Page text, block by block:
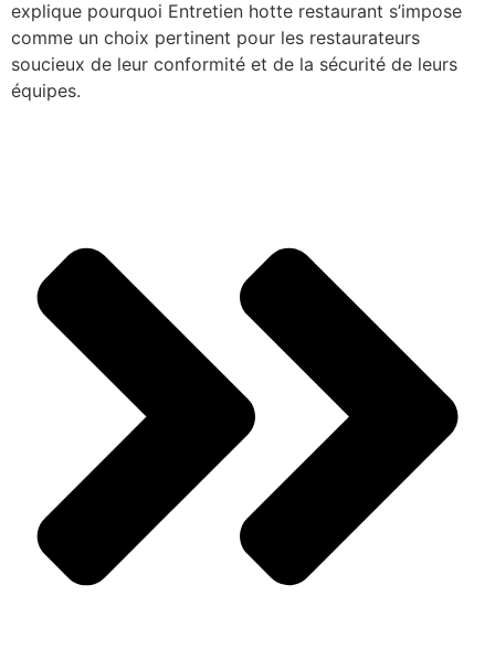
explique pourquoi Entretien hotte restaurant s’impose
comme un choix pertinent pour les restaurateurs
soucieux de leur conformité et de la sécurité de leurs
équipes.